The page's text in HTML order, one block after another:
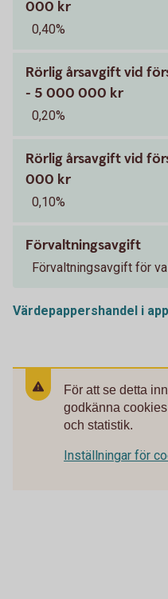
000 kr
0,40%
Rörlig årsavgift vid
- 5 000 000 kr
0,20%
Rörlig årsavgift vid
000 kr
0,10%
Förvaltningsavgift
Förvaltningsavgift för
Värdepappershandel i
För att se detta
godkänna
och statistik.
Inställningar för